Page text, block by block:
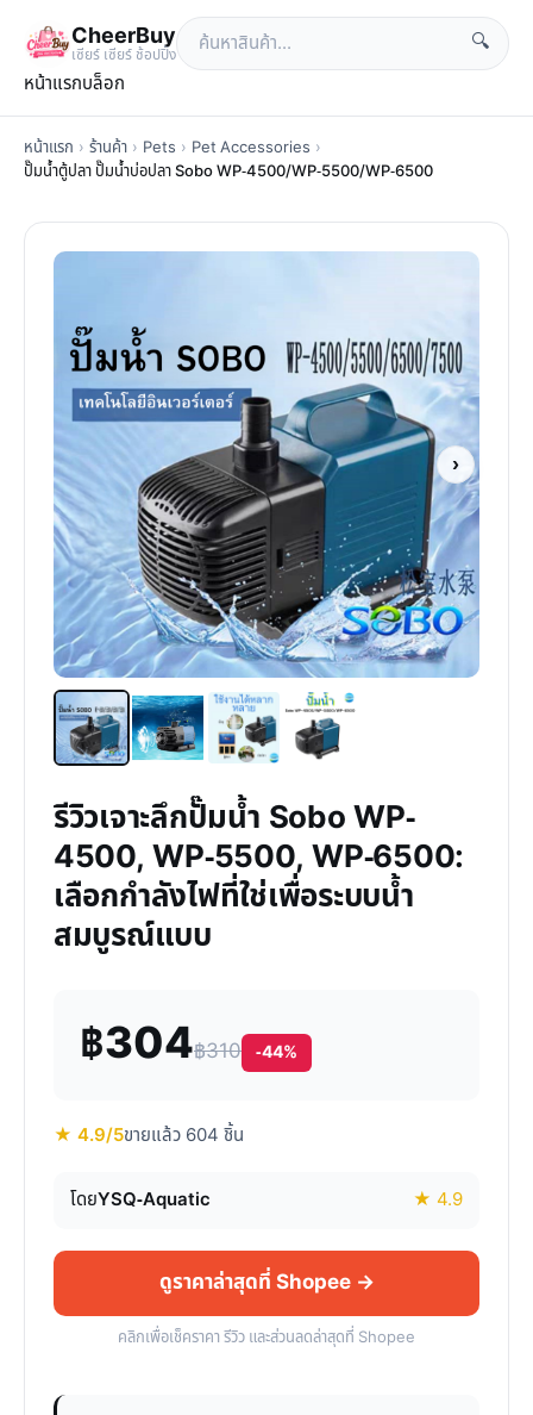
CheerBuy
เซียร์ เซียร์ ช้อปปิ้ง
🔍
หน้าแรกบล็อก
หน้าแรก › ร้านค้า › Pets › Pet Accessories ›
ปั๊มน้ำตู้ปลา ปั๊มน้ำบ่อปลา Sobo WP-4500/WP-5500/WP-6500
›
รีวิวเจาะลึกปั๊มน้ำ Sobo WP-
4500, WP-5500, WP-6500:
เลือกกำลังไฟที่ใช่เพื่อระบบน้ำ
สมบูรณ์แบบ
฿304฿310 -44%
★ 4.9/5ขายแล้ว 604 ชิ้น
โดยYSQ-Aquatic ★ 4.9
ดูราคาล่าสุดที่ Shopee →
คลิกเพื่อเช็คราคา รีวิว และส่วนลดล่าสุดที่ Shopee